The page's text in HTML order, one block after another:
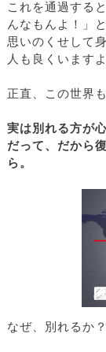
これを通過する
んなもんよ！」
思いのくせして
人も良くいますよ
正直、この世界
実は別れる方が
だって、だから
ら。
なぜ、別れるか？